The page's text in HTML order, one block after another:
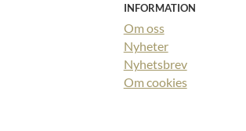
INFORMATION
Om oss
Nyheter
Nyhetsbrev
Om cookies